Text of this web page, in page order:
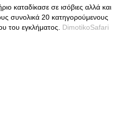
καταδίκασε σε ισόβιες αλλά και
συνολικά 20 κατηγορούμενους
του εγκλήματος. DimotikoSafari